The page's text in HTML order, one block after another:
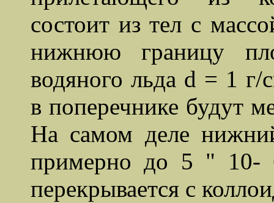
состоит из тел с
нижнюю границу
водяного льда d = 1 г/
в поперечнике будут
На самом деле
примерно до 5 " 10-
перекрывается с